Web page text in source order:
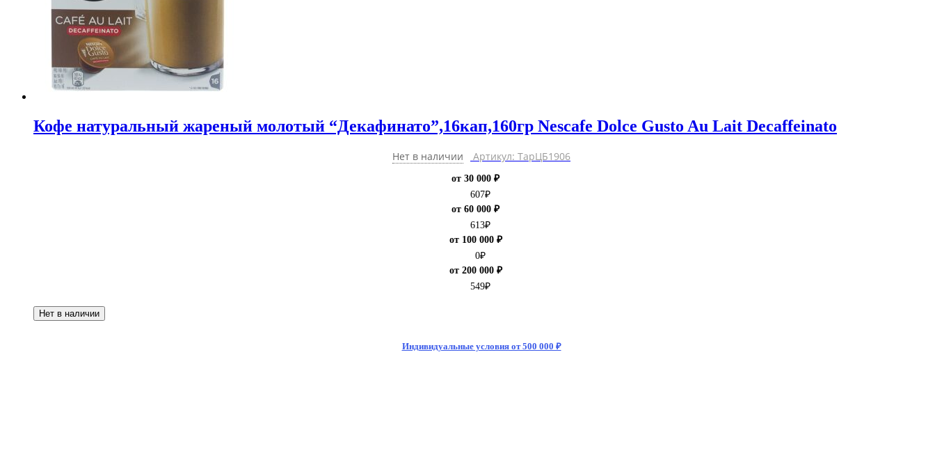
Кофе натуральный жареный молотый “Декафинато”,16кап,160гр Nescafe Dolce Gusto Au Lait Decaffeinato
Нет в наличии Артикул: ТарЦБ1906
от 30 000 ₽
607₽
от 60 000 ₽
613₽
от 100 000 ₽
0₽
от 200 000 ₽
549₽
Нет в наличии
Индивидуальные условия от 500 000 ₽